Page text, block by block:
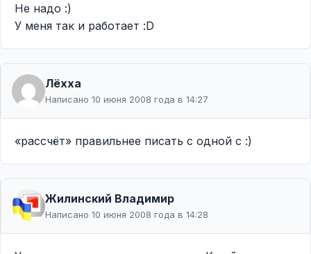
Не надо :)
У меня так и работает :D
Лёхха
Написано 10 июня 2008 года в 14:27
«рассчёт» правильнее писать с одной с :)
Жилинcкий Владимир
Написано 10 июня 2008 года в 14:28